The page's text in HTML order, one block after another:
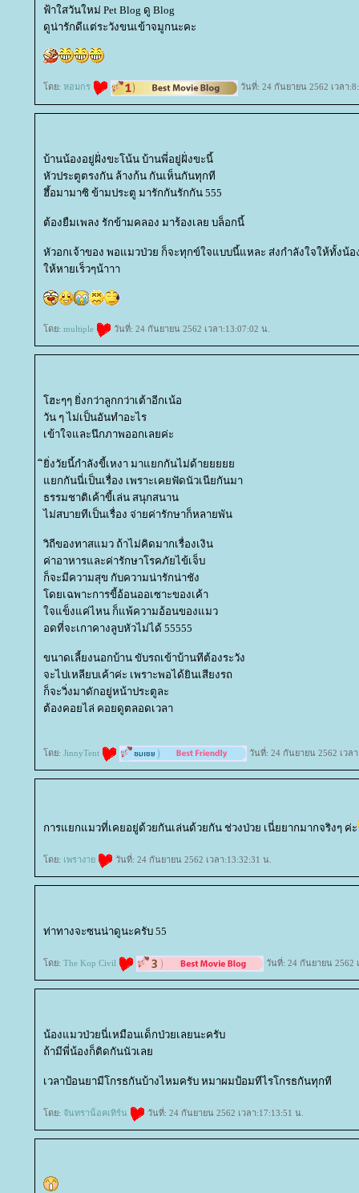
ฟ้าใสวันใหม่ Pet Blog ดู Blog
ดูน่ารักดีแต่ระวังขนเข้าจมูกนะคะ
ดย: หอมกร วันที่: 24 กันยายน 2562 เวลา
บ้านน้องอยู่ฝั่งขะโน้น บ้านพี่อยู่ฝั่งขะนี้
หัวประตูตรงกัน ล้างก้น กันเห็นกันทุกที
ฮึ้อมามาซิ ข้ามประตู มารักกันรักกัน 555
ต้องยืมเพลง รักข้ามคลอง มาร้องเลย บล็อกนี้
หัวอกเจ้าของ พอแมวป่วย ก็จะทุกข์ใจแบบนี้แหละ ส่งกำลังใจให้ทั้งน้
ห้หายเร็วๆน้าาา
ดย: multiple วันที่: 24 กันยายน 2562 เวลา:13:07:02 น.
ฮะๆๆ ยิ่งกว่าลูกกว่าเต้าอีกเน้อ
วัน ๆ ไม่เป็นอันทำอะไร
เข้าใจและนึกภาพออกเลยค่ะ
ิยิ่งวัยนี้กำลังขี้เหงา มาแยกกันไม่ด้า
กกันนี่เป็นเรื่อง เพราะเคยฟัดนัวเนียกันมา
ธรรมชาติเค้าขี้เล่น สนุกสนาน
ไม่สบายทีเป็นเรื่อง จ่ายค่ารักษาก็หลายพัน
วิถีของทาสแมว ถ้าไม่คิดมากเรื่องเงิน
ค่าอาหารและค่ารักษาโรคภัยไข้เจ็บ
ก็จะมีความสุข กับความน่ารักน่าชัง
ดยเฉพาะการขี้อ้อนออเซาะของเค้า
จแข็งแค่ไหน ก็แพ้ความอ้อนของแมว
อดที่จะเกาคางลูบหัวไม่ได้ 55555
ขนาดเลี้ยงนอกบ้าน ขับรถเข้าบ้านทีต้องระวัง
จะไปเหลียบเค้าค่ะ เพราะพอได้ยินเสียงรถ
ก็จะวิ่งมาดักอยู่หน้าประตูละ
ต้องคอยไล่ คอยดูตลอดเวลา
ดย: JinnyTent วันที่: 24 กันยายน 2562 เวล
การแยกแมวที่เคยอยู่ด้วยกันเล่นด้วยกัน ช่วงป่วย เนี่ยยากมากจริงๆ ค่ะ
ดย: เพรางา วันที่: 24 กันยายน 2562 เวลา:13:32:31 น.
ท่าทางจะซนน่าดูนะครับ 55
ดย: The Kop Civil วันที่: 24 กันยายน 2562
น้องแมวป่วยนี่เหมือนเด็กป่วยเลยนะครับ
ถ้ามีพี่น้องก็ติดกันนัวเล
เวลาป้อนยามีโกรธกันบ้างไหมครับ หมาผมป้อมทีไรโกรธกันทุกที
ดย: จันทราน็อคเทิร์น วันที่: 24 กันยายน 2562 เวลา:17:13:51 น.